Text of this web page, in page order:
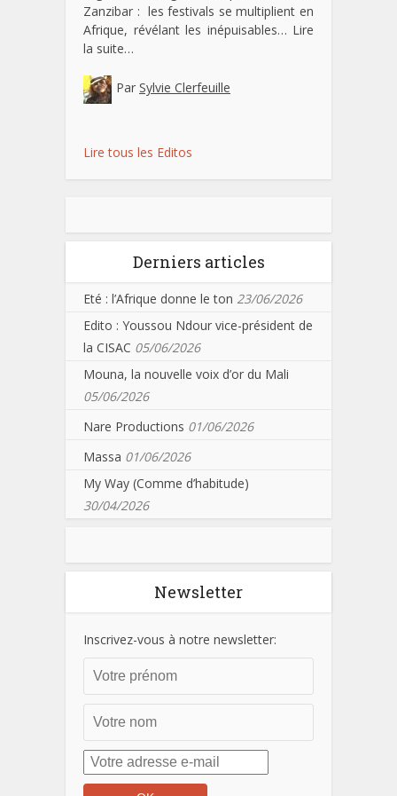
Zanzibar : les festivals se multiplient en
Afrique, révélant les inépuisables… Lire
la suite…
Par Sylvie Clerfeuille
Lire tous les Editos
Derniers articles
Eté : l’Afrique donne le ton 23/06/2026
Edito : Youssou Ndour vice-président de
la CISAC 05/06/2026
Mouna, la nouvelle voix d’or du Mali
05/06/2026
Nare Productions 01/06/2026
Massa 01/06/2026
My Way (Comme d’habitude)
30/04/2026
Newsletter
Inscrivez-vous à notre newsletter: